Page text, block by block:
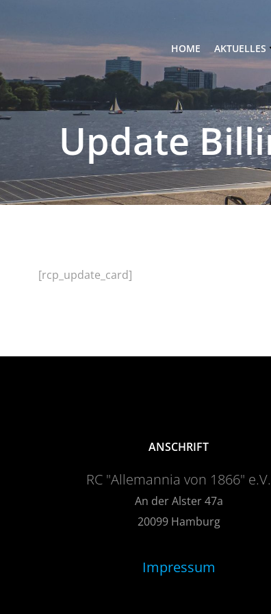
springen
HOME AKTUELLES
Update
[rcp_update_card]
ANSCHRIFT
RC "Allemannia von 1866" e.V.
An der Alster 47a
20099 Hamburg
Impressum